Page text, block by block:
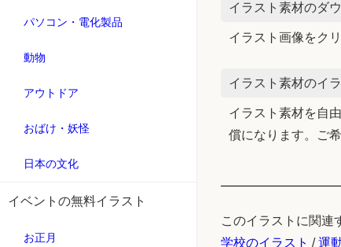
パソコン・電化製品
動物
アウトドア
おばけ・妖怪
日本の文化
イベントの無料イラスト
お正月
イラスト素材のダ
イラスト画像をク
イラスト素材のイ
イラスト素材を自
償になります。ご
このイラストに関連
学校のイラスト /運